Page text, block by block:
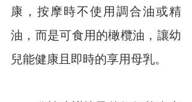
康，按摩時不使用調合油或精
油，而是可食用的橄欖油，讓幼
兒能健康且即時的享用母乳。